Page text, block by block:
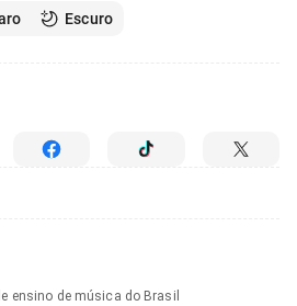
Escuro
ensino de música do Brasil